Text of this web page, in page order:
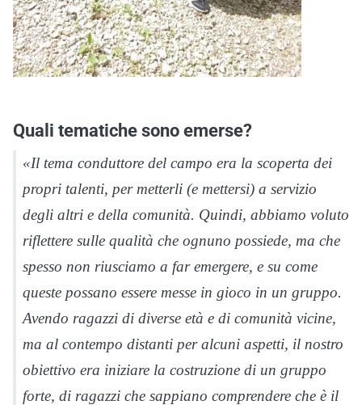
Quali tematiche sono emerse?
«Il tema conduttore del campo era la scoperta dei
propri talenti, per metterli (e mettersi) a servizio
degli altri e della comunità. Quindi, abbiamo voluto
riflettere sulle qualità che ognuno possiede, ma che
spesso non riusciamo a far emergere, e su come
queste possano essere messe in gioco in un gruppo.
Avendo ragazzi di diverse età e di comunità vicine,
ma al contempo distanti per alcuni aspetti, il nostro
obiettivo era iniziare la costruzione di un gruppo
forte, di ragazzi che sappiano comprendere che è il